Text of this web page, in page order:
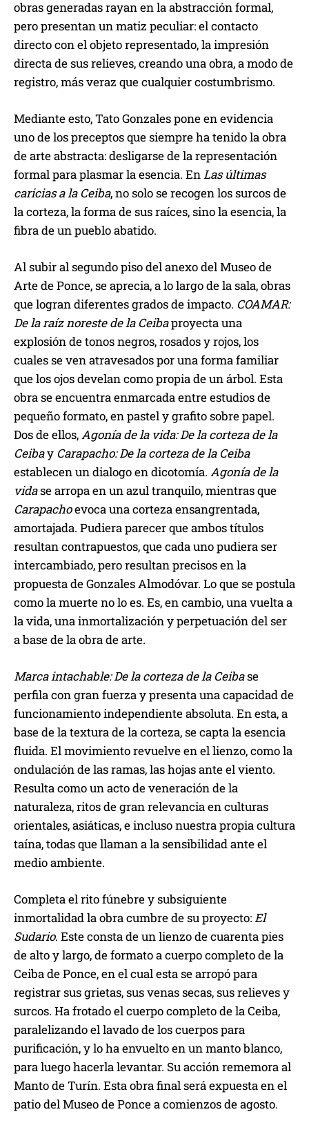
obras generadas rayan en la abstracción formal,
pero presentan un matiz peculiar: el contacto
directo con el objeto representado, la impresión
directa de sus relieves, creando una obra, a modo de
registro, más veraz que cualquier costumbrismo.
Mediante esto, Tato Gonzales pone en evidencia
uno de los preceptos que siempre ha tenido la obra
de arte abstracta: desligarse de la representación
formal para plasmar la esencia. EnLas últimas
caricias a la Ceiba, no solo se recogen los surcos de
la corteza, la forma de sus raíces, sino la esencia, la
fibra de un pueblo abatido.
Al subir al segundo piso del anexo del Museo de
Arte de Ponce, se aprecia, a lo largo de la sala, obras
que logran diferentes grados de impacto. COAMAR:
De la raíz noreste de la Ceibaproyecta una
explosión de tonos negros, rosados y rojos, los
cuales se ven atravesados por una forma familiar
que los ojos develan como propia de un árbol. Esta
obra se encuentra enmarcada entre estudios de
pequeño formato, en pastel y grafito sobre papel.
Dos de ellos,Agonía de la vida: De la corteza de la
Ceibay Carapacho: De la corteza de la Ceiba
establecen un dialogo en dicotomía. Agonía de la
vidase arropa en un azul tranquilo, mientras que
Carapachoevoca una corteza ensangrentada,
amortajada. Pudiera parecer que ambos títulos
resultan contrapuestos, que cada uno pudiera ser
intercambiado, pero resultan precisos en la
propuesta de Gonzales Almodóvar. Lo que se postula
como la muerte no lo es. Es, en cambio, una vuelta a
la vida, una inmortalización y perpetuación del ser
a base de la obra de arte.
Marca intachable: De la corteza de la Ceibase
perfila con gran fuerza y presenta una capacidad de
funcionamiento independiente absoluta. En esta, a
base de la textura de la corteza, se capta la esencia
fluida. El movimiento revuelve en el lienzo, como la
ondulación de las ramas, las hojas ante el viento.
Resulta como un acto de veneración de la
naturaleza, ritos de gran relevancia en culturas
orientales, asiáticas, e incluso nuestra propia cultura
taína, todas que llaman a la sensibilidad ante el
medio ambiente.
Completa el rito fúnebre y subsiguiente
inmortalidad la obra cumbre de su proyecto:El
Sudario. Este consta de un lienzo de cuarenta pies
de alto y largo, de formato a cuerpo completo de la
Ceiba de Ponce, en el cual esta se arropó para
registrar sus grietas, sus venas secas, sus relieves y
surcos. Ha frotado el cuerpo completo de la Ceiba,
paralelizando el lavado de los cuerpos para
purificación, y lo ha envuelto en un manto blanco,
para luego hacerla levantar. Su acción rememora al
Manto de Turín. Esta obra final será expuesta en el
patio del Museo de Ponce a comienzos de agosto.